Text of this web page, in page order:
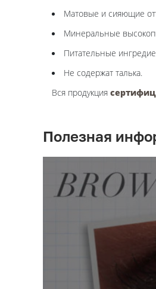
Матовые и сияющие
Минеральные
Питательные
Не содержат талька.
Вся продукция
Полезная